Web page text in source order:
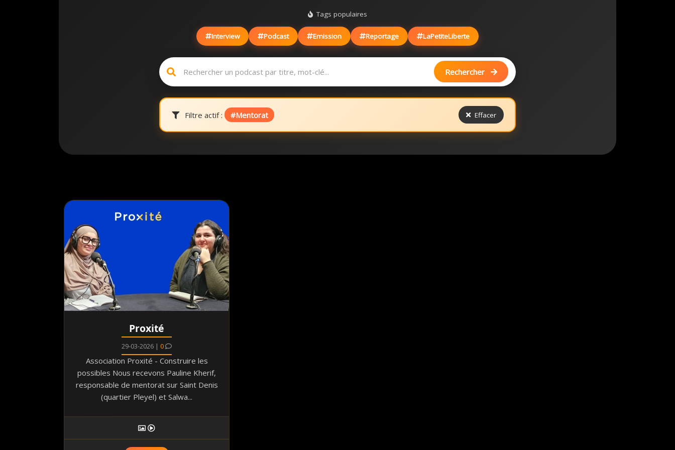
Tags populaires
Interview Podcast Emission Reportage LaPetiteLiberte
Rechercher
Filtre actif : #Mentorat Effacer
Proxité
29-03-2026 | 0
Association Proxité - Construire les
possibles Nous recevons Pauline Kherif,
responsable de mentorat sur Saint Denis
(quartier Pleyel) et Salwa...